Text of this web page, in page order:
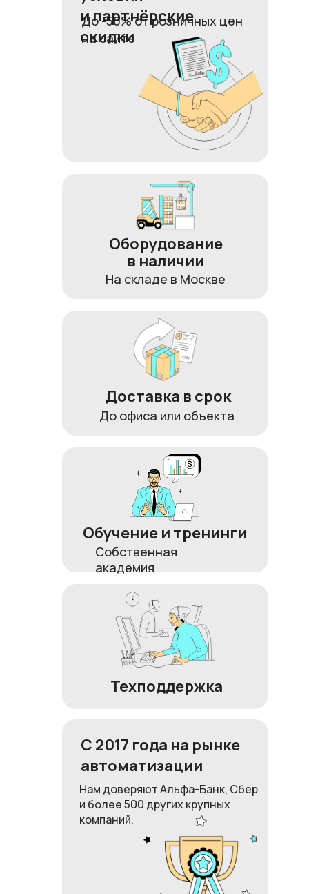
До -50% от розничных цен
на сайте
и партнёрские
скидки
На складе в Москве
Оборудование
в наличии
Доставка в срок
До офиса или объекта
Собственная
академия
Обучение и тренинги
Техподдержка
Нам доверяют Альфа-Банк, Сбер
и более 500 других крупных
компаний.
С 2017 года на рынке
автоматизации